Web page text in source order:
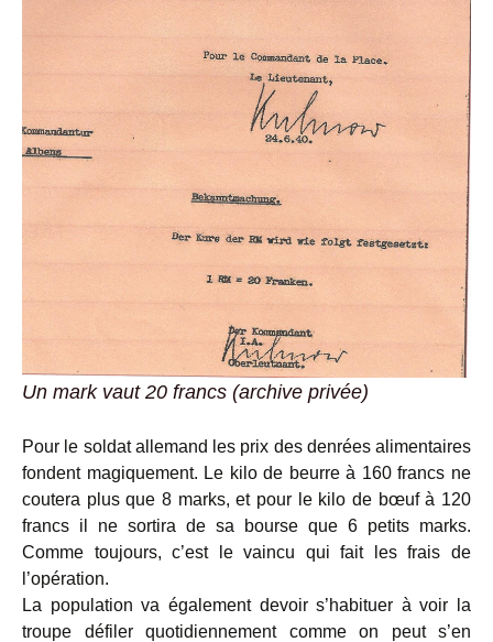
Un mark vaut 20 francs (archive privée)
Pour le soldat allemand les prix des denrées alimentaires
fondent magiquement. Le kilo de beurre à 160 francs ne
coutera plus que 8 marks, et pour le kilo de bœuf à 120
francs il ne sortira de sa bourse que 6 petits marks.
Comme toujours, c’est le vaincu qui fait les frais de
l’opération.
La population va également devoir s’habituer à voir la
troupe défiler quotidiennement comme on peut s’en